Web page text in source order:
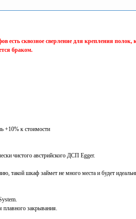
есть сквозное сверление для крепления
браком.
+10% к стоимости
чистого австрийского ДСП Egger.
такой шкаф займет не много места и будет
закрывания.